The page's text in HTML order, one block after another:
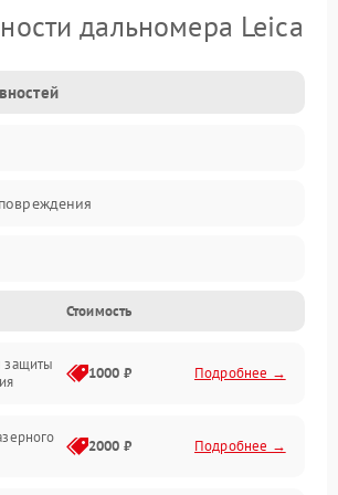
дальномера Leica
Стоимость
защиты
1000 ₽ Подробнее →
2000 ₽ Подробнее →